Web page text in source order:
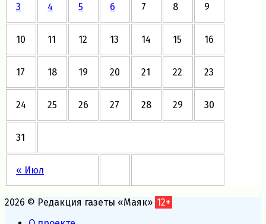
« Июл
3 4 5 6 7 8 9
10 11 12 13 14 15 16
17 18 19 20 21 22 23
24 25 26 27 28 29 30
31
2026 © Редакция газеты «Маяк» 12+